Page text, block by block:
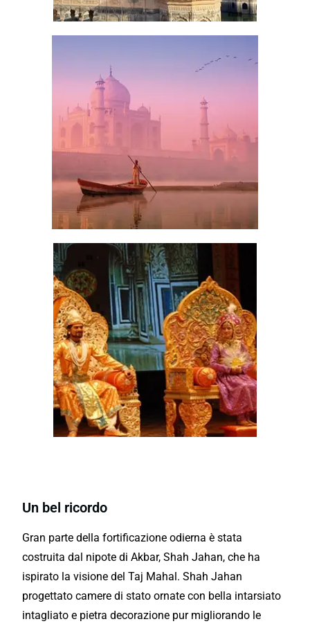
Un bel ricordo
Gran parte della fortificazione odierna è stata
costruita dal nipote di Akbar, Shah Jahan, che ha
ispirato la visione del Taj Mahal. Shah Jahan
progettato camere di stato ornate con bella intarsiato
intagliato e pietra decorazione pur migliorando le